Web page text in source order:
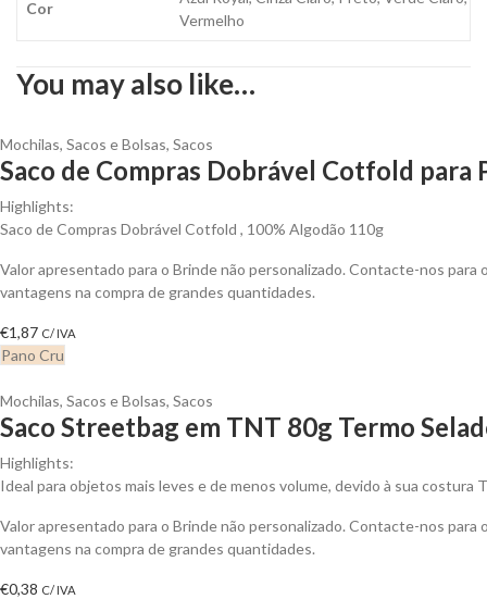
Cor
Vermelho
You may also like…
Mochilas, Sacos e Bolsas, Sacos
Saco de Compras Dobrável Cotfold para
Highlights:
Saco de Compras Dobrável Cotfold , 100% Algodão 110g
Valor apresentado para o Brinde não personalizado. Contacte-nos para
vantagens na compra de grandes quantidades.
€1,87 C/ IVA
Pano Cru
Mochilas, Sacos e Bolsas, Sacos
Saco Streetbag em TNT 80g Termo
Highlights:
Ideal para objetos mais leves e de menos volume, devido à sua costura
Valor apresentado para o Brinde não personalizado. Contacte-nos para
vantagens na compra de grandes quantidades.
€0,38 C/ IVA